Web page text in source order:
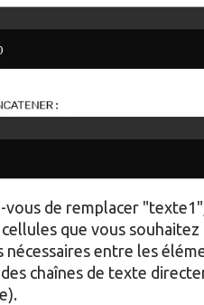
vous de remplacer
que vous
entre les
chaînes de texte